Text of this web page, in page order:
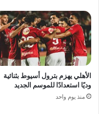
الأهلي يهزم بترول أسيوط بثنائية
وديًا استعدادًا للموسم الجديد
منذ يوم واحد